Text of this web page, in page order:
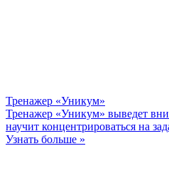
Тренажер «Уникум»
Тренажер «Уникум» выведет
научит концентрироваться на
Узнать больше »